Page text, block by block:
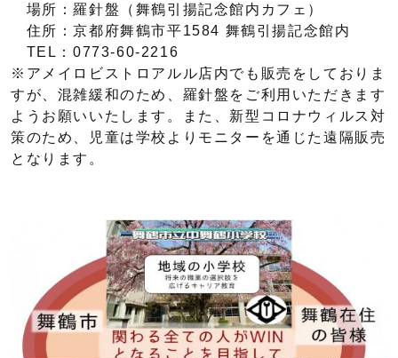
場所：羅針盤（舞鶴引揚記念館内カフェ）
住所：京都府舞鶴市平1584 舞鶴引揚記念館内
TEL：0773-60-2216
※アメイロビストロアルル店内でも販売をしておりま
すが、混雑緩和のため、羅針盤をご利用いただきます
ようお願いいたします。また、新型コロナウィルス対
策のため、児童は学校よりモニターを通じた遠隔販売
となります。